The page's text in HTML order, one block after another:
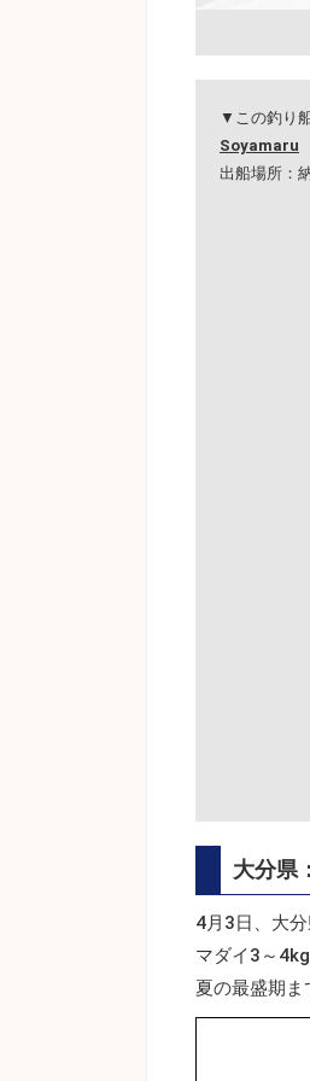
▼この釣り
Soyamaru
出船場所：
大分県
4月3日、大
マダイ3～
夏の最盛期ま